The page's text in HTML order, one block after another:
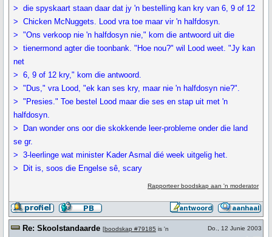
> die spyskaart staan daar dat jy 'n bestelling kan kry van 6, 9 of 12
> Chicken McNuggets. Lood vra toe maar vir 'n halfdosyn.
> "Ons verkoop nie 'n halfdosyn nie," kom die antwoord uit die
> tienermond agter die toonbank. "Hoe nou?" wil Lood weet. "Jy kan
net
> 6, 9 of 12 kry," kom die antwoord.
> "Dus," vra Lood, "ek kan ses kry, maar nie 'n halfdosyn nie?".
> "Presies." Toe bestel Lood maar die ses en stap uit met 'n
halfdosyn.
> Dan wonder ons oor die skokkende leer-probleme onder die land
se gr.
> 3-leerlinge wat minister Kader Asmal dié week uitgelig het.
> Dit is, soos die Engelse sê, scary
Rapporteer boodskap aan 'n moderator
Re: Skoolstandaarde [boodskap #79185 is 'n
Do., 12 Junie 2003